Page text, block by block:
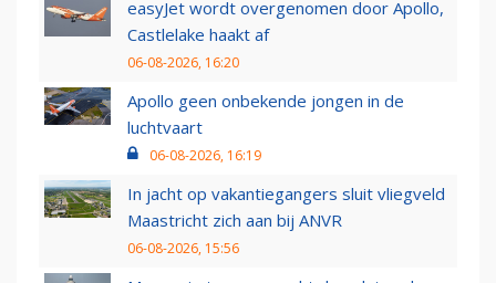
easyJet wordt overgenomen door Apollo,
Castlelake haakt af
06-08-2026, 16:20
Apollo geen onbekende jongen in de
luchtvaart
06-08-2026, 16:19
In jacht op vakantiegangers sluit vliegveld
Maastricht zich aan bij ANVR
06-08-2026, 15:56